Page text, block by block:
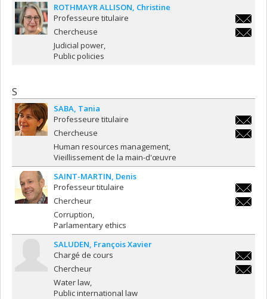
ROTHMAYR ALLISON Christine
Professeure titulaire
Chercheuse
Judicial power
Public policies
S
SABA Tania
Professeure titulaire
Chercheuse
Human resources management
Vieillissement de la main-d'œuvre
SAINT-MARTIN Denis
Professeur titulaire
Chercheur
Corruption
Parlamentary ethics
SALUDEN François Xavier
Chargé de cours
Chercheur
Water law
Public international law